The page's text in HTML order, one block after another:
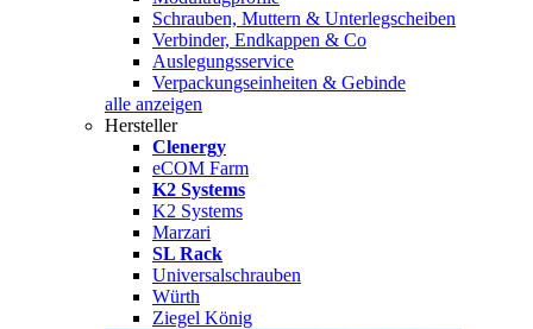
Schrauben, Muttern & Unterlegscheiben
Verbinder, Endkappen & Co
Auslegungsservice
Verpackungseinheiten & Gebinde
alle anzeigen
Hersteller
Clenergy
eCOM Farm
K2 Systems
K2 Systems
Marzari
SL Rack
Universalschrauben
Würth
Ziegel König